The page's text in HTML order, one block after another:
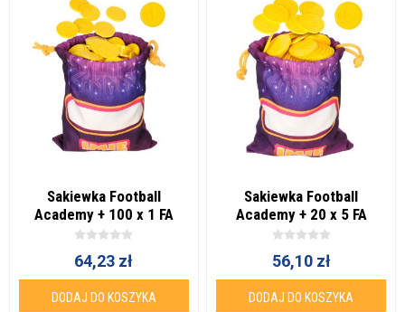
Sakiewka Football
Academy + 100 x 1 FA
Coin
64,23 zł
DODAJ DO KOSZYKA
Sakiewka Football
Academy + 20 x 5 FA
Coins
56,10 zł
DODAJ DO KOSZYKA